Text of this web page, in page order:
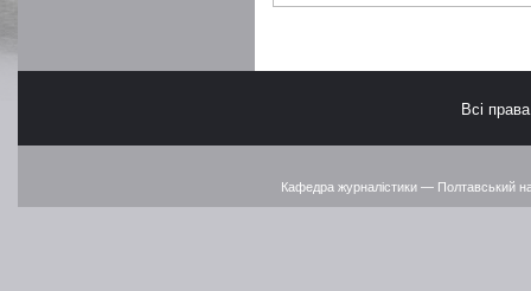
Всі
Кафедра журналістики — Полтавський